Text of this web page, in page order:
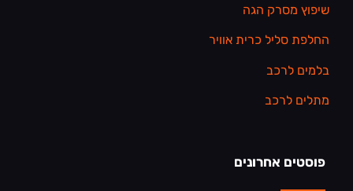
שיפוץ מסרק הגה
החלפת סליל כרית אוויר
בלמים לרכב
מתלים לרכב
פוסטים אחרונים